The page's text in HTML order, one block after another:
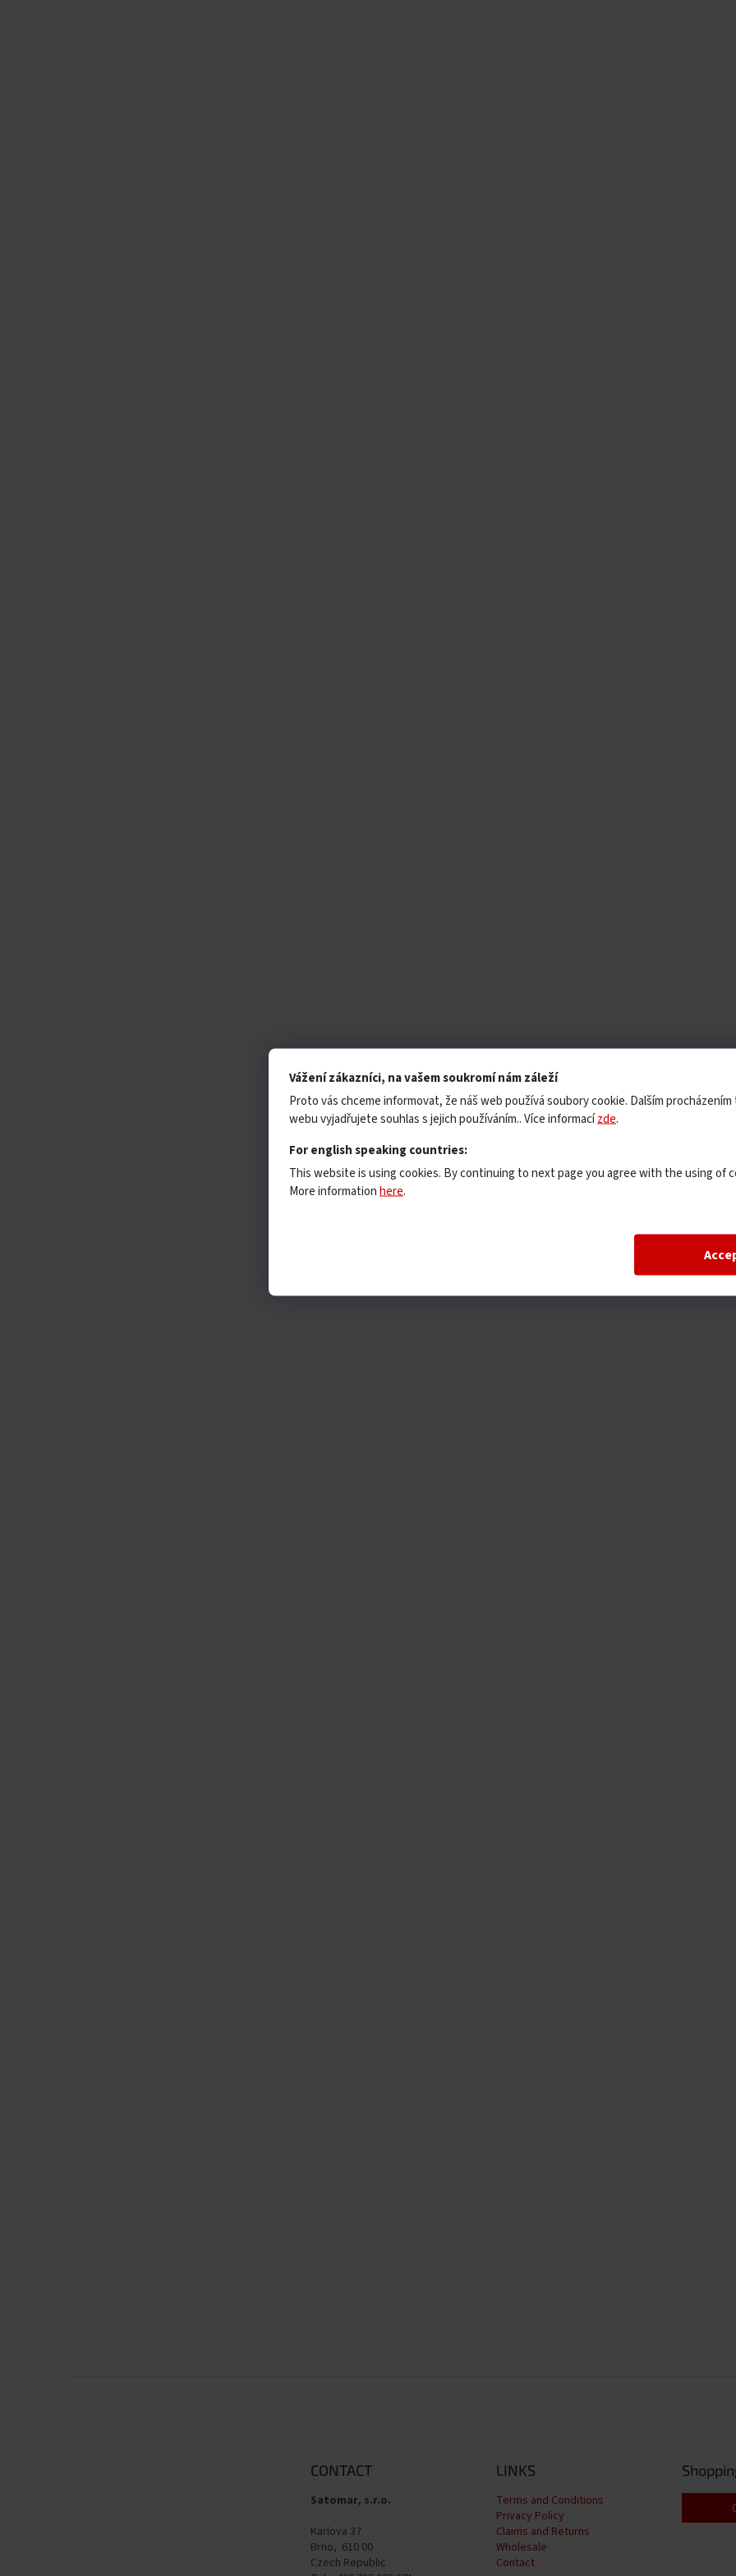
Vážení zákazníci, na vašem soukromí nám záleží
Proto vás chceme informovat, že náš web používá soubory cookie. Dalším
webu vyjadřujete souhlas s jejich používáním.. Více informacízde.
For english speaking countries:
This website is using cookies. By continuing to next page you agree with the using of
More informationhere.
CONTACT
Satomar, s.r.o.
Karlova 37
Brno, 610 00
Czech Republic
LINKS
Terms and Conditions
Privacy Policy
Claims and Returns
Wholesale
Contact